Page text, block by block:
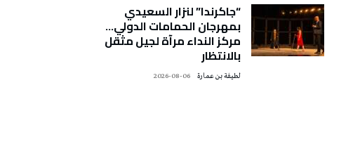
“جاكرندا” لنزار السعيدي
بمهرجان الحمامات الدولي…
مركز النداء مرآة لجيل مثقل
بالانتظار
لطيفة بن عمارة 2026-08-06